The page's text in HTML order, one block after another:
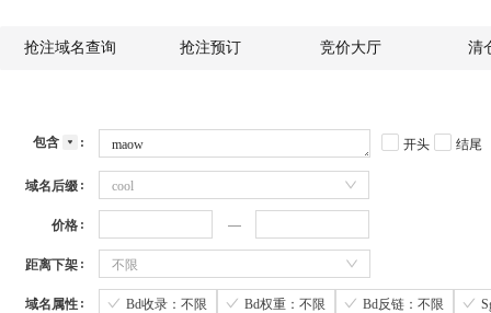
抢注域名查询 抢注预订 竞价大厅 清
包含 开头 结尾
域名后缀 cool
价格
距离下架 不限
域名属性 Bd收录：不限 Bd权重：不限 Bd反链：不限